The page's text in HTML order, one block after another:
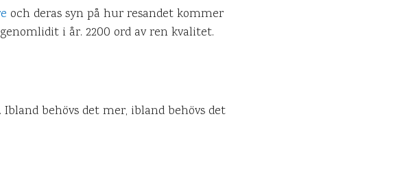
och deras syn på hur resandet kommer
i år. 2200 ord av ren kvalitet.
Ibland behövs det mer, ibland behövs det